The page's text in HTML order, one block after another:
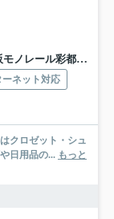
ール彩都「阪大病院前」駅 徒歩28分
ーネット対応
クロゼット・シュ
日用品の... もっと